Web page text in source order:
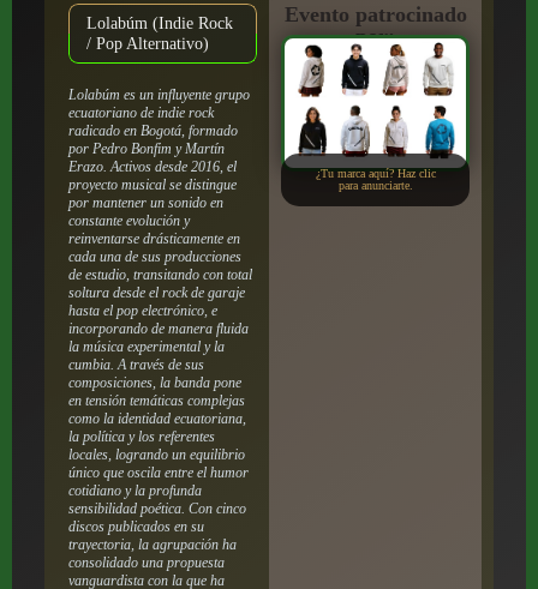
Lolabúm (Indie Rock
/ Pop Alternativo)
Lolabúm es un influyente grupo
ecuatoriano de indie rock
radicado en Bogotá, formado
por Pedro Bonfim y Martín
Erazo. Activos desde 2016, el
proyecto musical se distingue
por mantener un sonido en
constante evolución y
reinventarse drásticamente en
cada una de sus producciones
de estudio, transitando con total
soltura desde el rock de garaje
hasta el pop electrónico, e
incorporando de manera fluida
la música experimental y la
cumbia. A través de sus
composiciones, la banda pone
en tensión temáticas complejas
como la identidad ecuatoriana,
la política y los referentes
locales, logrando un equilibrio
único que oscila entre el humor
cotidiano y la profunda
sensibilidad poética. Con cinco
discos publicados en su
trayectoria, la agrupación ha
consolidado una propuesta
vanguardista con la que ha
Evento patrocinado
por:
¿Tu marca aquí? Haz clic
para anunciarte.